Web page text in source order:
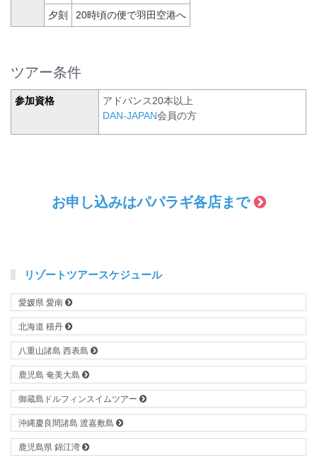
夕刻
20時頃の便で羽田空港へ
ツアー条件
参加資格
アドバンス20本以上
DAN-JAPAN会員の方
お申し込みはパパラギ各店まで
リゾートツアースケジュール
愛媛県 愛南
北海道 積丹
八重山諸島 西表島
鹿児島 奄美大島
御蔵島ドルフィンスイムツアー
沖縄慶良間諸島 渡嘉敷島
鹿児島県 錦江湾